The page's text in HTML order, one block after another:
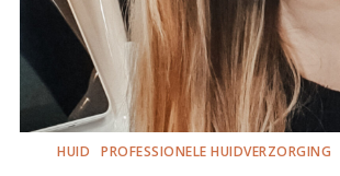
HUID PROFESSIONELE HUIDVERZORGING